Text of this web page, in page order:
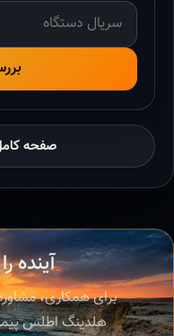
صفحه
آینده
برای همکاری،
هلدینگ اطلس